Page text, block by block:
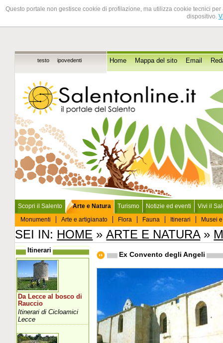
Questo portale non gestisce cookie di profilazione, ma utilizza cookie tecnici
dispositivo.
testo ipovedenti Home Mappa del sito Email
Scopri il Salento
Arte e Natura
Monumenti
Arte e artigianato Flora Fauna Itinerari Musei
Turismo Notizie ed eventi Vivi il
SEI IN: HOME »ARTE E NATURA»
Ex Convento degli Angeli
Itinerari
Da Lecce al bosco di
Rauccio
Itinerari di Cicloamici
Lecce